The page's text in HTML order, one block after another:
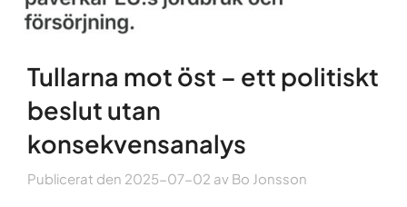
Tullarna mot öst – ett politiskt
beslut utan
konsekvensanalys
Publicerat den 2025-07-02 av Bo Jonsson